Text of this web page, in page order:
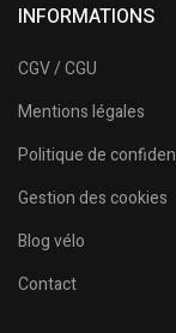
INFORMATIONS
CGV / CGU
Mentions légales
Politique de
Gestion des cookies
Blog vélo
Contact